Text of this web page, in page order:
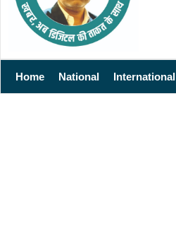
Home National International